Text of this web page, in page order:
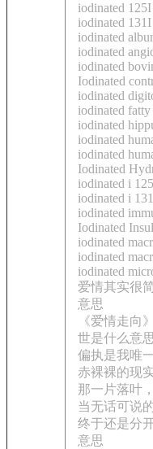
iodinated
iodinated
iodinated
iodinated
iodinated
Iodinated
iodinated
iodinated fatty
iodinated
iodinated
iodinated
Iodinated
iodinated i
iodinated i
iodinated
Iodinated
iodinated
iodinated
iodinated
爱情其实很
意思
《爱情走向
世是什么意思
偏执是我唯
赤裸裸的现
那一片落叶
当无话可说
终于还是分
意思